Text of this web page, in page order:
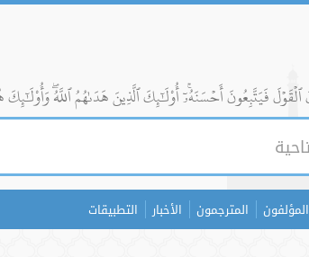
فَيَتَّبِعُونَ أَحۡسَنَهُۥٓۚ أُوْلَٰٓئِكَ ٱلَّذِينَ هَدَىٰهُمُ ٱللَّهُۖ وَأُوْلَٰٓئِكَ
المؤلفون المترجمون الأخبار التطبيقات